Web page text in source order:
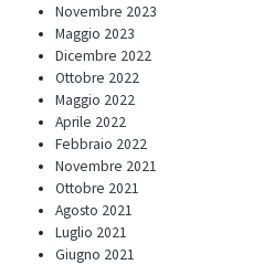
Novembre 2023
Maggio 2023
Dicembre 2022
Ottobre 2022
Maggio 2022
Aprile 2022
Febbraio 2022
Novembre 2021
Ottobre 2021
Agosto 2021
Luglio 2021
Giugno 2021